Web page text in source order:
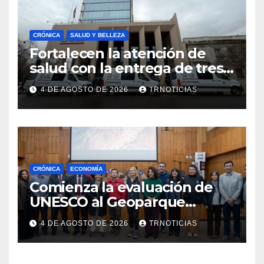
CRÓNICA SALUD Y BELLEZA
Fortalecen la atención de
salud con la entrega de tres
nuevas ambulancias para
Cauquenes y Sagrada Familia
4 DE AGOSTO DE 2026 TRNOTICIAS
CRÓNICA ECONOMÍA
Comienza la evaluación de
UNESCO al Geoparque
Aspirante Pillanmapu en el
Maule
4 DE AGOSTO DE 2026 TRNOTICIAS